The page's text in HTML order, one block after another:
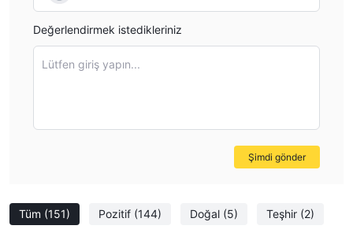
Tüm (151) Pozitif (144) Doğal (5) Teşhir (2)
Değerlendirmek istedikleriniz
Lütfen giriş yapın...
Şimdi gönder